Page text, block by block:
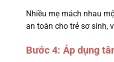
Nhiều mẹ mách nhau
an toàn cho trẻ sơ sinh,
Bước 4: Áp dụng